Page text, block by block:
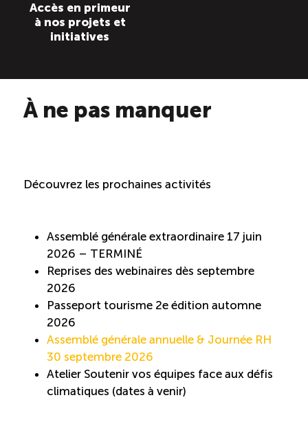
Accès en primeur
à nos projets et
initiatives
À ne pas manquer
Découvrez les prochaines activités
Assemblé générale extraordinaire 17 juin
2026 – TERMINÉ
Reprises des webinaires dès septembre
2026
Passeport tourisme 2e édition automne
2026
Assemblé générale annuelle & Journée RH
30 septembre 2026
Atelier Soutenir vos équipes face aux défis
climatiques (dates à venir)